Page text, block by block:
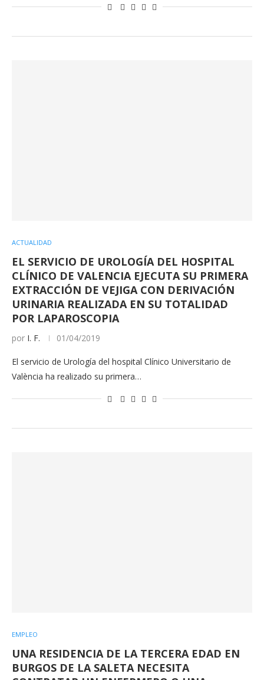
ACTUALIDAD
EL SERVICIO DE UROLOGÍA DEL HOSPITAL
CLÍNICO DE VALENCIA EJECUTA SU PRIMERA
EXTRACCIÓN DE VEJIGA CON DERIVACIÓN
URINARIA REALIZADA EN SU TOTALIDAD
POR LAPAROSCOPIA
por I. F. 01/04/2019
El servicio de Urología del hospital Clínico Universitario de
València ha realizado su primera…
EMPLEO
UNA RESIDENCIA DE LA TERCERA EDAD EN
BURGOS DE LA SALETA NECESITA